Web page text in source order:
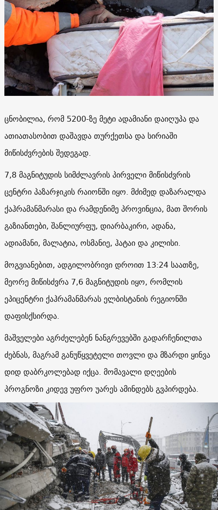
ცნობილია, რომ 5200-ზე მეტი ადამიანი დაიღუპა და
ათიათასობით დაშავდა თურქეთსა და სირიაში
მიწისძვრების შედეგად.
7,8 მაგნიტუდის სიმძლავრის პირველი მიწისძვრის
ცენტრი პაზარჯიკის რაიონში იყო. მძიმედ დაზარალდა
ქაჰრამანმარასი და რამდენიმე პროვინცია, მათ შორის
გაზიანთები, შანლიურფუ, დიარბაკირი, ადანა,
ადიამანი, მალატია, ოსმანიე, ჰატაი და კილისი.
მოგვიანებით, ადგილობრივი დროით 13:24 საათზე,
მეორე მიწისძვრა 7,6 მაგნიტუდის იყო, რომლის
ეპიცენტრი ქაჰრამანმარას ელბისტანის რეგიონში
დაფისქსირდა.
მაშველები აგრძელებენ ნანგრევებში გადარჩენილთა
ძებნას, მაგრამ განუწყვეტელი თოვლი და მზარდი ყინვა
დიდ დაბრკოლებად იქცა. მომავალი დღეების
პროგნოზი კიდევ უფრო უარეს ამინდებს გვპირდება.